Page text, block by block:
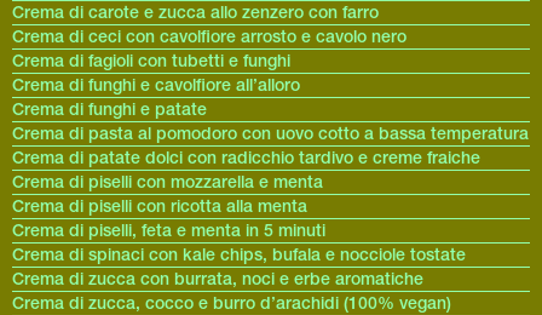
Crema di carote e zucca allo zenzero con farro
Crema di ceci con cavolfiore arrosto e cavolo nero
Crema di fagioli con tubetti e funghi
Crema di funghi e cavolfiore all’alloro
Crema di funghi e patate
Crema di pasta al pomodoro con uovo cotto a bassa temperatura
Crema di patate dolci con radicchio tardivo e creme fraiche
Crema di piselli con mozzarella e menta
Crema di piselli con ricotta alla menta
Crema di piselli, feta e menta in 5 minuti
Crema di spinaci con kale chips, bufala e nocciole tostate
Crema di zucca con burrata, noci e erbe aromatiche
Crema di zucca, cocco e burro d’arachidi (100% vegan)